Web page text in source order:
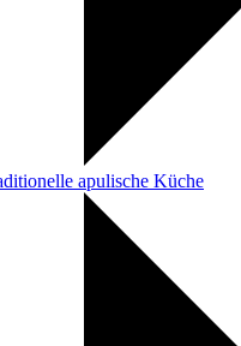
apulische Küche